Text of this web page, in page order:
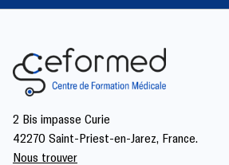
2 Bis impasse Curie
42270 Saint-Priest-en-Jarez, France.
Nous trouver